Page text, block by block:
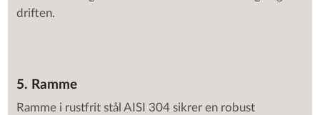
driften.
5. Ramme
Ramme i rustfrit stål AISI 304 sikrer en robust